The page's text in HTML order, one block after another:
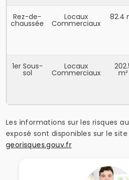
Rez-de-
chaussée
Locaux
Commerciaux
82.4
1er Sous-
sol
Locaux
Commerciaux m²
Les informations sur les risques
exposé sont disponibles sur le site
georisques.gouv.fr